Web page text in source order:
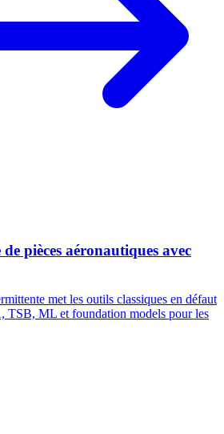
pièces aéronautiques avec
met les outils classiques en défaut
TSB, ML et foundation models pour les